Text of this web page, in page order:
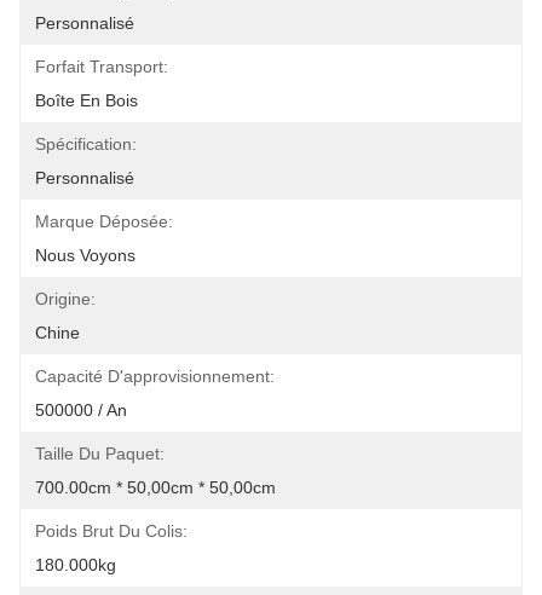
Personnalisé
Forfait Transport:
Boîte En Bois
Spécification:
Personnalisé
Marque Déposée:
Nous Voyons
Origine:
Chine
Capacité D'approvisionnement:
500000 / An
Taille Du Paquet:
700.00cm * 50,00cm * 50,00cm
Poids Brut Du Colis:
180.000kg